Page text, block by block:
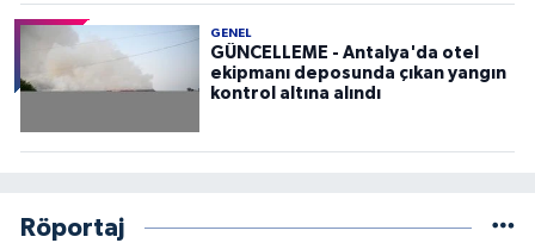
GENEL
GÜNCELLEME - Antalya'da otel
ekipmanı deposunda çıkan yangın
kontrol altına alındı
Röportaj